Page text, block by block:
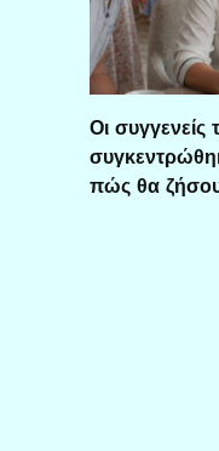
Οι συγγενείς
πώς θα